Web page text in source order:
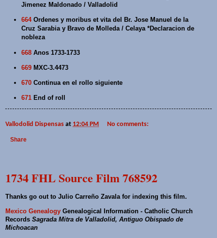
Jimenez Maldonado / Valladolid
664Ordenes y moribus et vita del Br. Jose Manuel de la
Cruz Sarabia y Bravo de Molleda / Celaya *Declaracion de
nobleza
668 Anos 1733-1733
669 MXC-3.4473
670 Continua en el rollo siguiente
671 End of roll
Vallodolid Dispensas at 12:04 PM No comments:
Share
1734 FHL Source Film 768592
Thanks go out to Julio Carreño Zavala for indexing this film.
Mexico Genealogy Genealogical Information - Catholic Church
Records Sagrada Mitra de Valladolid, Antiguo Obispado de
Michoacan